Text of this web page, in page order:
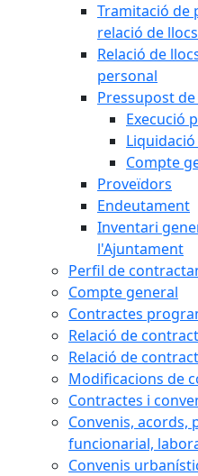
Tramitació de
relació de
Relació de
personal
Pressupost
Execució
Compte
Proveïdors
Endeutament
Inventari
l'Ajuntament
Perfil de
Compte general
Contractes
Relació de
Relació de
Modificacions de
Contractes i
Convenis, acords,
funcionarial,
Convenis